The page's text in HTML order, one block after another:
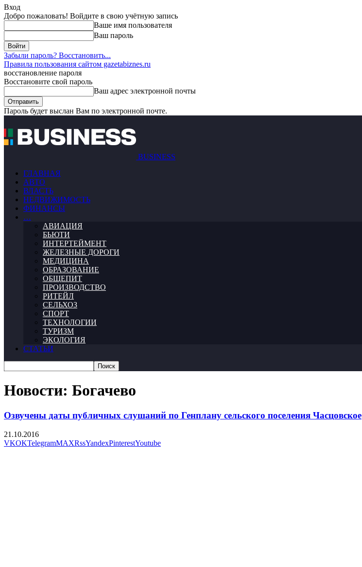
Вход
Добро пожаловать! Войдите в свою учётную запись
Ваше имя пользователя
Ваш пароль
Забыли пароль? Восстановить...
Правила пользования сайтом gazetabiznes.ru
восстановление пароля
Восстановите свой пароль
Ваш адрес электронной почты
Пароль будет выслан Вам по электронной почте.
BUSINESS
ГЛАВНАЯ
АВТО
ВЛАСТЬ
НЕДВИЖИМОСТЬ
ФИНАНСЫ
…
АВИАЦИЯ
БЬЮТИ
ИНТЕРТЕЙМЕНТ
ЖЕЛЕЗНЫЕ ДОРОГИ
МЕДИЦИНА
ОБРАЗОВАНИЕ
ОБЩЕПИТ
ПРОИЗВОДСТВО
РИТЕЙЛ
СЕЛЬХОЗ
СПОРТ
ТЕХНОЛОГИИ
ТУРИЗМ
ЭКОЛОГИЯ
СТАТЬИ
Новости: Богачево
Озвучены даты публичных слушаний по Генплану сельского поселения Часцовское
21.10.2016
VKOKTelegramMAXRssYandexPinterestYoutube